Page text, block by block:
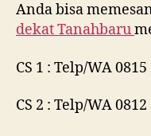
Anda bisa
dekatTanahbaru
CS 1 : Telp/WA
CS 2 : Telp/WA